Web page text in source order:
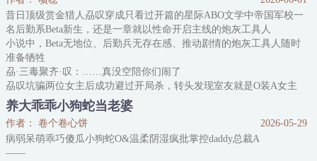
凌空渺幼年涉世未深，被一个小流氓哄骗着结婚，他曾对自己的医生
说。
“有人忽悠我给他当媳妇，自己却忘得一干二净，日子过得滋润。”凌
空渺轻笑，银白的长发顺着指尖落下，“我当时看到他闲散的样子，
脑子里就一句话。”
昔日顶级赏金猎人刕叹穿成只看过开篇的星际ABO文学中帝国军校一
名后勤系Beta新生，还是一章就以性命开启主线的炮灰工具人
小说中，Beta无地位、后勤兵无存在感、推动剧情的炮灰工具人随时
准备牺牲
刕·三毒聚齐·叹：……真没空陪你们闹了
刕叹坑骗两位女主后成功避过开局杀，转头发现室友就是O装A女主
——帝国皇室七皇女、SSS级单兵扶青泱
且另一位草根逆袭的女主A就住隔壁
刕·炮灰·叹：……我有话（狡辩）要说
＊
扶青泱很不满意自己这位室友
养大乖乖小狗蛇当老婆
作者： 卷个卷心饼
2026-05-29
病弱呆萌乖巧傻瓜小狗蛇O&温柔阴湿疯批掌控daddy总裁A
——